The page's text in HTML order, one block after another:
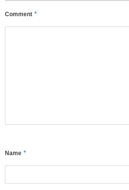
Comment *
Name *